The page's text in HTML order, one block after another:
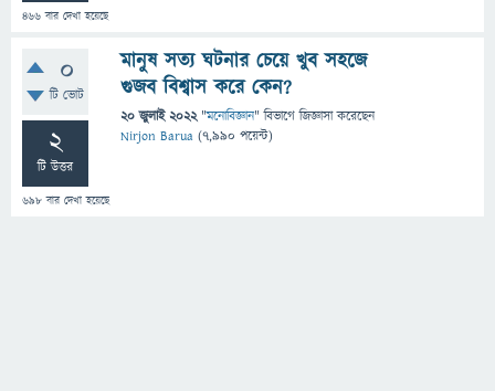
466 বার দেখা হয়েছে
0
টি ভোট
2
টি উত্তর
698 বার দেখা হয়েছে
মানুষ সত্য ঘটনার চেয়ে খুব সহজে
গুজব বিশ্বাস করে কেন?
20 জুলাই 2022 "মনোবিজ্ঞান" বিভাগে জিজ্ঞাসাকরেছেন
Nirjon Barua (7,990 পয়েন্ট)